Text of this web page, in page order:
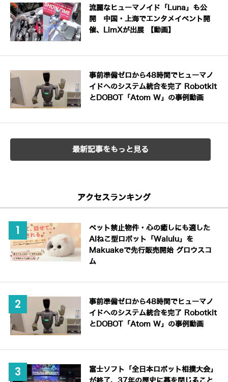
流麗なヒューマノイド「Luna」も公
開 中国・上海でエンタメイベント開
催、LimXが出展 【動画】
事前準備ゼロから48時間でヒューマノ
イドへのシステム統合を完了 Robotkit
とDOBOT「Atom W」の事例動画
最新記事をもっと見る
アクセスランキング
ペット禁止物件・心の癒しにも適した
AIねこ型ロボット「Walulu」を
Makuakeで先行販売開始 グロウスコ
ム
事前準備ゼロから48時間でヒューマノ
イドへのシステム統合を完了 Robotkit
とDOBOT「Atom W」の事例動画
富士ソフト「全日本ロボット相撲大会」